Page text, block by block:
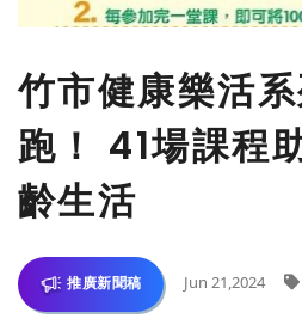
竹市健康樂活
跑！ 41場課程
齡生活
推廣新聞稿 Jun 21,2024